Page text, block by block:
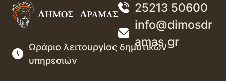
25213 50600
info@dimosdr
amas.gr
Ωράριο λειτουργίας δημοτικών
υπηρεσιών